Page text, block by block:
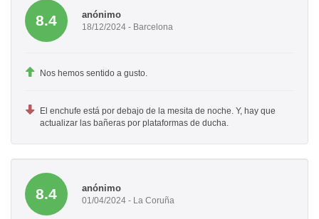
8.4 anónimo
18/12/2024 - Barcelona
Nos hemos sentido a gusto.
El enchufe está por debajo de la mesita de noche. Y, hay que
actualizar las bañeras por plataformas de ducha.
8.4 anónimo
01/04/2024 - La Coruña